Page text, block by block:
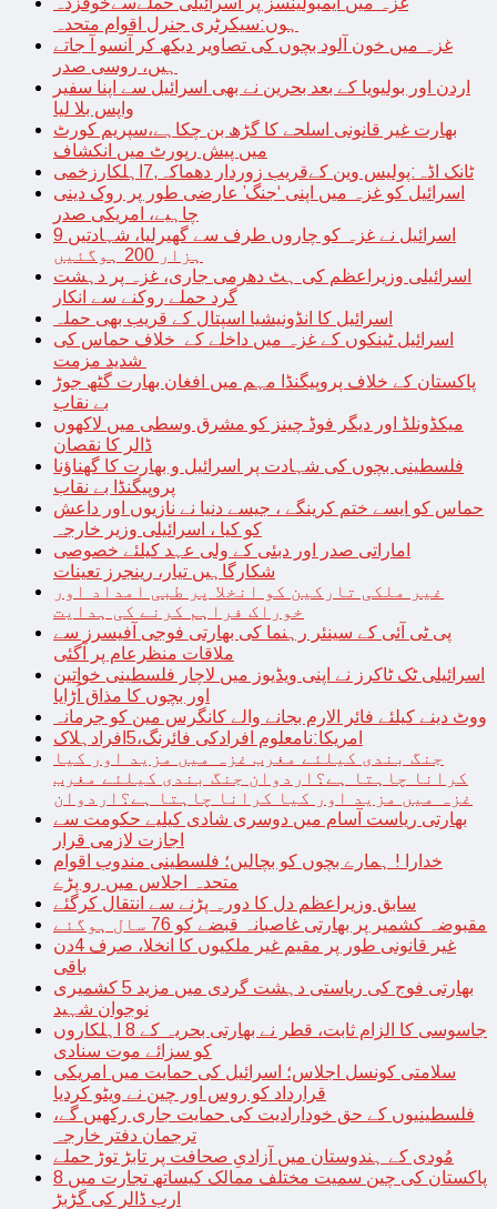
ہوں:سیکرٹری جنرل اقوام متحدہ
غزہ میں خون آلود بچوں کی تصاویر دیکھ کر آنسو آ جاتے
ہیں، روسی صدر
اردن اور بولیویا کے بعد بحرین نے بھی اسرائیل سے اپنا سفیر
واپس بلا لیا
بھارت غیر قانونی اسلحے کا گڑھ بن چکاہے،سپریم کورٹ
میں پیش رپورٹ میں انکشاف
ٹانک اڈہ:پولیس وین کےقریب زوردار دھماکہ,7اہلکارزخمی
اسرائیل کو غزہ میں اپنی ‘جنگ’ عارضی طور پر روک دینی
چاہیے، امریکی صدر
اسرائیل نے غزہ کو چاروں طرف سے گھیرلیا، شہادتیں 9
ہزار 200 ہوگئیں
اسرائیلی وزیراعظم کی ہٹ دھرمی جاری، غزہ پر دہشت
گرد حملے روکنے سے انکار
اسرائیل کا انڈونیشیا اسپتال کے قریب بھی حملہ
اسرائیل ٹینکوں کے غزہ میں داخلے کے خلاف حماس کی
پاکستان کے خلاف پروپیگنڈا مہم میں افغان بھارت گٹھ جوڑ
بے نقاب
میکڈونلڈ اور دیگر فوڈ چینز کو مشرق وسطی میں لاکھوں
ڈالر کا نقصان
فلسطینی بچوں کی شہادت پر اسرائیل و بھارت کا گھناؤنا
پروپیگنڈا بے نقاب
حماس کو ایسے ختم کرینگے ، جیسے دنیا نے نازیوں اور داعش
کو کیا ، اسرائیلی وزیر خارجہ
اماراتی صدر اور دبئی کے ولی عہد کیلئے خصوصی
شکارگاہیں تیار، رینجرز تعینات
غیر ملکی تارکین کو انخلا پر طبی امداد اور
خوراک فراہم کرنے کی ہدایت
پی ٹی آئی کے سینئر رہنما کی بھارتی فوجی آفیسرز سے
ملاقات منظرعام پر آگئی
اسرائیلی ٹک ٹاکرز نے اپنی ویڈیوز میں لاچار فلسطینی خواتین
اور بچوں کا مذاق اُڑایا
ووٹ دینے کیلئے فائر الارم بجانے والے کانگرس مین کو جرمانہ
امریکا:نامعلوم افرادکی فائرنگ،5افرادہلاک
جنگ بندی کیلئے مغرب غزہ میں مزید اور کیا
کرانا چاہتا ہے؟اردوان جنگ بندی کیلئے مغرب
غزہ میں مزید اور کیا کرانا چاہتا ہے؟اردوان
بھارتی ریاست آسام میں دوسری شادی کیلیے حکومت سے
اجازت لازمی قرار
خدارا ! ہمارے بچوں کو بچالیں؛ فلسطینی مندوب اقوام
متحدہ اجلاس میں رو پڑے
سابق وزیراعظم دل کا دورہ پڑنے سے انتقال کرگئے
مقبوضہ کشمیر پر بھارتی غاصبانہ قبضے کو 76 سال ہوگئے
غیر قانونی طور پر مقیم غیر ملکیوں کا انخلا، صرف 4دن
باقی
بھارتی فوج کی ریاستی دہشت گردی میں مزید 5 کشمیری
نوجوان شہید
جاسوسی کا الزام ثابت، قطر نے بھارتی بحریہ کے 8 اہلکاروں
کو سزائے موت سنادی
سلامتی کونسل اجلاس؛ اسرائیل کی حمایت میں امریکی
قرارداد کو روس اور چین نے ویٹو کردیا
فلسطینیوں کے حق خودارادیت کی حمایت جاری رکھیں گے،
ترجمان دفتر خارجہ
مُودی کے ہندوستان میں آزادیِ صحافت پر تابڑ توڑ حملے
پاکستان کی چین سمیت مختلف ممالک کیساتھ تجارت میں 8
ارب ڈالر کی گڑبڑ